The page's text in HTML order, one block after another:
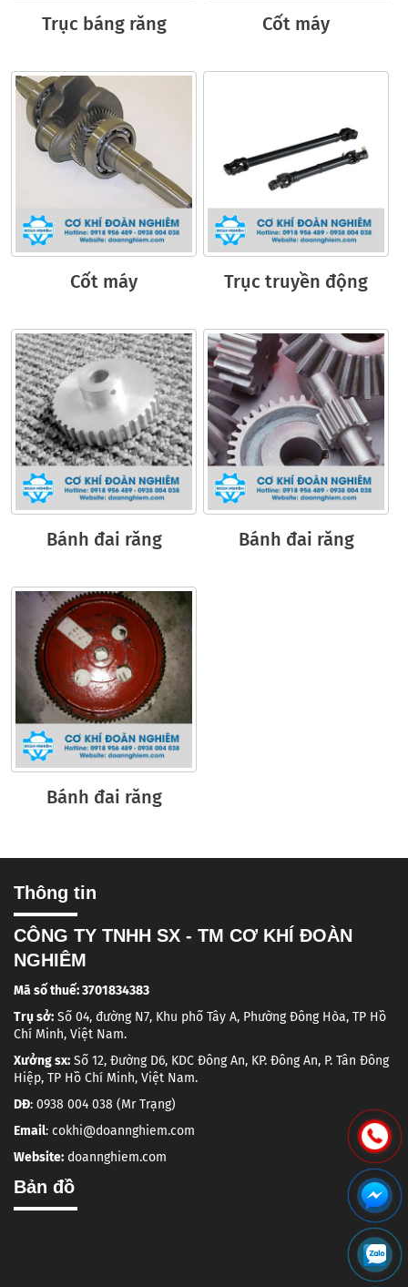
Trục báng răng Cốt máy
Cốt máy Trục truyền động
Bánh đai răng Bánh đai răng
Bánh đai răng
Thông tin
CÔNG TY TNHH SX - TM CƠ KHÍ ĐOÀN
NGHIÊM
Mã số thuế: 3701834383
Trụ sở: Số 04, đường N7, Khu phố Tây A, Phường Đông Hòa, TP Hồ
Chí Minh, Việt Nam.
Xưởng sx: Số 12, Đường D6, KDC Đông An, KP. Đông An, P. Tân Đông
Hiệp, TP Hồ Chí Minh, Việt Nam.
DĐ: 0938 004 038 (Mr Trạng)
Email: cokhi@doannghiem.com
Website: doannghiem.com
Bản đồ